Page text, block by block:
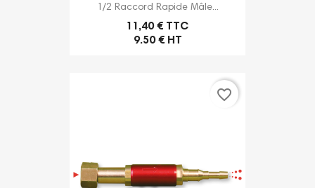
1/2 Raccord Rapide Mâle...
11,40 € TTC
9.50 € HT
favorite_border